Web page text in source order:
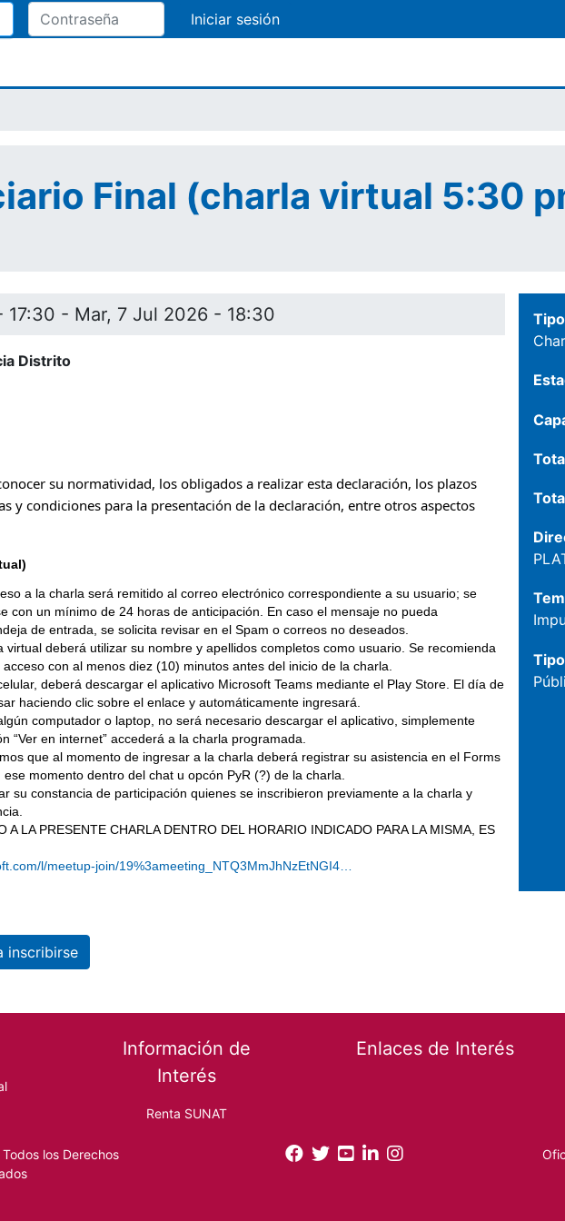
al
Final (charla virtual 5:30
17:30 - Mar, 7 Jul 2026 - 18:30
Distrito
su normatividad, los obligados a realizar esta declaración, los plazos
y condiciones para la presentación de la declaración, entre otros aspectos
a la charla será remitido al correo electrónico correspondiente a su usuario; se
con un mínimo de 24 horas de anticipación. En caso el mensaje no pueda
de entrada, se solicita revisar en el Spam o correos no deseados.
virtual deberá utilizar su nombre y apellidos completos como usuario. Se recomienda
con al menos diez (10) minutos antes del inicio de la charla.
deberá descargar el aplicativo Microsoft Teams mediante el Play Store. El día de
haciendo clic sobre el enlace y automáticamente ingresará.
computador o laptop, no será necesario descargar el aplicativo, simplemente
“Ver en internet” accederá a la charla programada.
que al momento de ingresar a la charla deberá registrar su asistencia en el Forms
momento dentro del chat u opcón PyR (?) de la charla.
su constancia de participación quienes se inscribieron previamente a la charla y
A LA PRESENTE CHARLA DENTRO DEL HORARIO INDICADO PARA LA MISMA, ES
l/meetup-join/19%3ameeting_NTQ3MmJhNzEtNGI4…
inscribirse
Información de
Interés
Renta SUNAT
Enlaces de Interés
los Derechos